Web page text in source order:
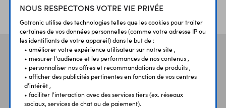
ÉTABLISSEMENTS
SCOLAIRES
PLUS 30 ANS
D’EXPERIENCE
Vos aviset témoignages
NOUS RESPECTONS VOTRE VIE PRIVÉE
Gotronic utilise des technologies telles que les cookies pour traiter
certaines de vos données personnelles (comme votre adresse IP ou
les identifiants de votre appareil) dans le but de :
• améliorer votre expérience utilisateur sur notre site ,
• mesurer l'audience et les performances de nos contenus ,
• personnaliser nos offres et recommandations de produits ,
• afficher des publicités pertinentes en fonction de vos centres
d'intérêt ,
• faciliter l'interaction avec des services tiers (ex. réseaux
sociaux, services de chat ou de paiement).